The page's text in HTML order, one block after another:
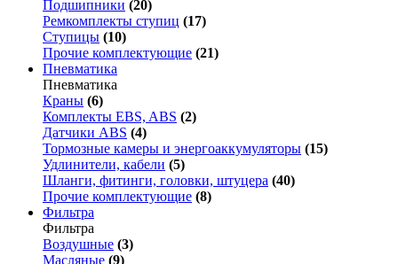
Подшипники (20)
Ремкомплекты ступиц (17)
Ступицы (10)
Прочие комплектующие (21)
Пневматика
Пневматика
Краны (6)
Комплекты EBS, ABS (2)
Датчики ABS (4)
Тормозные камеры и энергоаккумуляторы (15)
Удлинители, кабели (5)
Шланги, фитинги, головки, штуцера (40)
Прочие комплектующие (8)
Фильтра
Фильтра
Воздушные (3)
Масляные (9)